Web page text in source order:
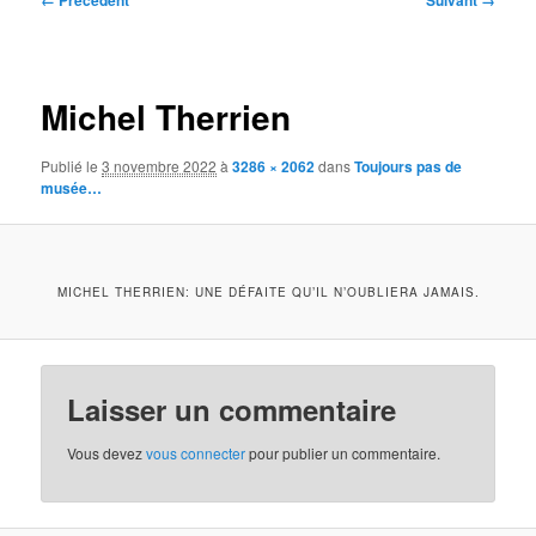
Michel Therrien
Publié le3 novembre 2022 à3286 × 2062dansToujours pas de
musée…
MICHEL THERRIEN: UNE DÉFAITE QU’IL N’OUBLIERA JAMAIS.
Laisser un commentaire
Vous devezvous connecterpour publier un commentaire.